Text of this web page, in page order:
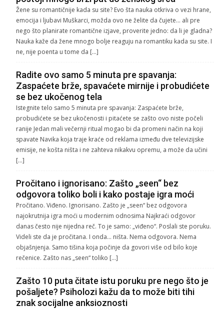
Žene su romantičnije kada su site? Evo šta nauka otkriva o vezi hrane,
emocija i ljubavi Muškarci, možda ovo ne želite da čujete… ali pre
nego što planirate romantične izjave, proverite jedno: da li je gladna?
Nauka kaže da žene mnogo bolje reaguju na romantiku kada su site. I
ne, nije poenta u tome da […]
Radite ovo samo 5 minuta pre spavanja:
Zaspaćete brže, spavaćete mirnije i probudićete
se bez ukočenog tela
Istegnite telo samo 5 minuta pre spavanja: Zaspaćete brže,
probudićete se bez ukočenosti i pitaćete se zašto ovo niste počeli
ranije Jedan mali večernji ritual mogao bi da promeni način na koji
spavate Navika koja traje kraće od reklama između dve televizijske
emisije, ne košta ništa i ne zahteva nikakvu opremu, a može da učini
[…]
Pročitano i ignorisano: Zašto „seen“ bez
odgovora toliko boli i kako postaje igra moći
Pročitano. Viđeno. Ignorisano. Zašto je „seen“ bez odgovora
najokrutnija igra moći u modernim odnosima Najkraći odgovor
danas često nije nijedna reč. To je samo: „viđeno“. Poslali ste poruku.
Videli ste da je pročitana. I onda… ništa. Nema odgovora. Nema
objašnjenja. Samo tišina koja počinje da govori više od bilo koje
rečenice. Zašto nas „seen“ toliko […]
Zašto 10 puta čitate istu poruku pre nego što je
pošaljete? Psiholozi kažu da to može biti tihi
znak socijalne anksioznosti